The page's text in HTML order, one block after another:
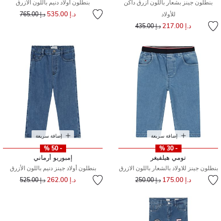
بنطلون جينز بشعار باللون أزرق داكن
للأولاد
د.إ 217.00 سعر مخفض مند.إ 435.00
بنطلون أولاد دنيم باللون الأزرق
د.إ 535.00 سعر مخفض من
د.إ 765.00 إلى
إضافة سريعة
- 30 %
تومي هيلفيغر
بنطلون جينز للاولاد بالشعار باللون الازرق
د.إ 175.00 سعر مخفض مند.إ 250.00
إضافة سريعة
- 50 %
إمبوريو أرماني
بنطلون أولاد جينز دنيم باللون الأزرق
د.إ 262.00 سعر مخفض من
د.إ 525.00 إلى